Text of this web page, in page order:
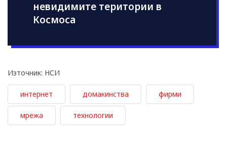
невидимите територии в
Космоса
Източник: НСИ
интернет домакинства фирми
мрежа технологии